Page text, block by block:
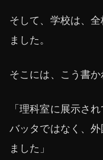
そして、学校は、
ました。
そこには、こう書か
「理科室に展示さ
バッタではなく、
ました」